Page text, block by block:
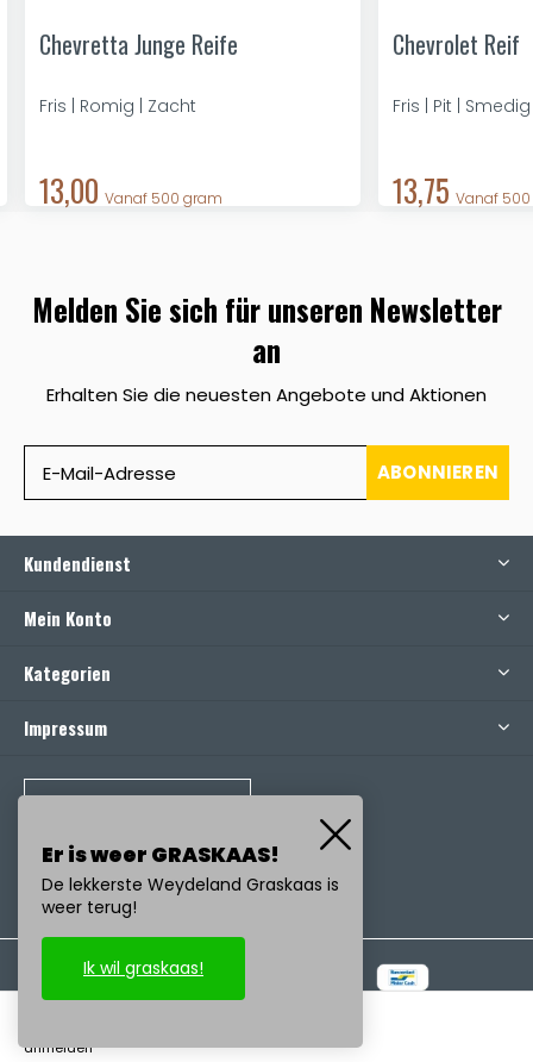
Chevretta Junge Reife
Fris | Romig | Zacht
13,00 Vanaf 500 gram
Chevrolet Reif
Fris | Pit | Smedig
13,75 Vanaf
Melden Sie sich für unseren Newsletter
an
Erhalten Sie die neuesten Angebote und Aktionen
ABONNIEREN
Kundendienst
Mein Konto
Kategorien
Impressum
anmelden
Er is weer GRASKAAS!
De lekkerste Weydeland Graskaas is
weer terug!
Ik wil graskaas!